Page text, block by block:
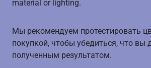
material or lighting.
Мы рекомендуем протестировать
покупкой, чтобы убедиться, что вы
полученным результатом.